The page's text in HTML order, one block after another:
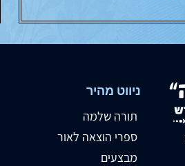
ניווט מהיר
תורה שלמה
ספרי הוצאה לאור
מבצעים